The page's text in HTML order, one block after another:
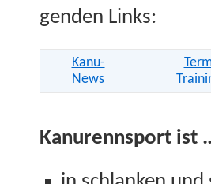
gen­den Links:
Kanu-
News
Kanurennsport ist